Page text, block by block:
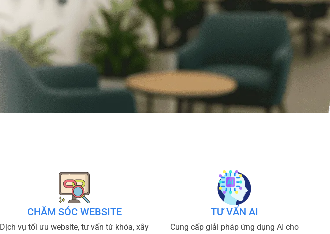
CHĂM SÓC WEBSITE
Dịch vụ tối ưu website, tư vấn từ khóa, xây
TƯ VẤN AI
Cung cấp giải pháp ứng dụng AI cho